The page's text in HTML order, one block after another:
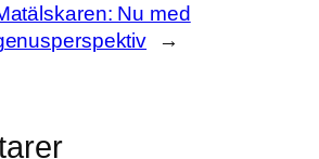
Nu med
→